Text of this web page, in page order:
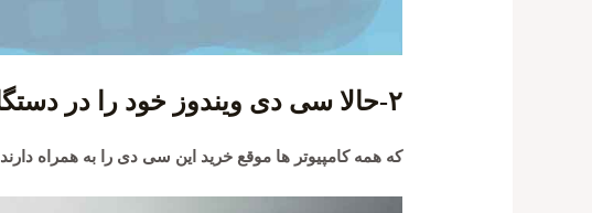
۲-حالا سی دی ویندوز خود را در دستگاه قرار دهید
که همه کامپیوتر ها موقع خرید این سی دی را به همراه دارند